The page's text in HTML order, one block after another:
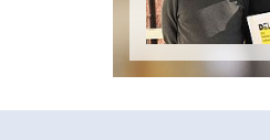
ein Plus für
1 2 3